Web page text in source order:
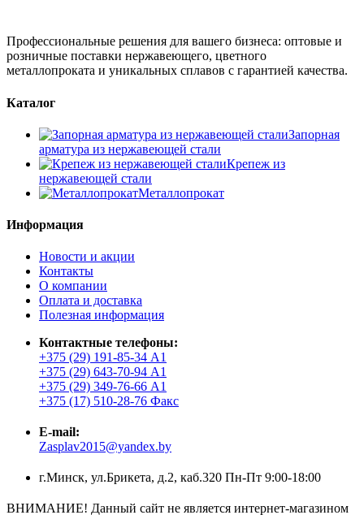
Профессиональные решения для вашего бизнеса: оптовые и
розничные поставки нержавеющего, цветного
металлопроката и уникальных сплавов с гарантией качества.
Каталог
Запорная
арматура из нержавеющей стали
Крепеж из
нержавеющей стали
Металлопрокат
Информация
Новости и акции
Контакты
О компании
Оплата и доставка
Полезная информация
Контактные телефоны:
+375 (29) 191-85-34 А1
+375 (29) 643-70-94 А1
+375 (29) 349-76-66 А1
+375 (17) 510-28-76 Факс
E-mail:
Zasplav2015@yandex.by
г.Минск, ул.Брикета, д.2, каб.320 Пн-Пт 9:00-18:00
ВНИМАНИЕ! Данный сайт не является интернет-магазином